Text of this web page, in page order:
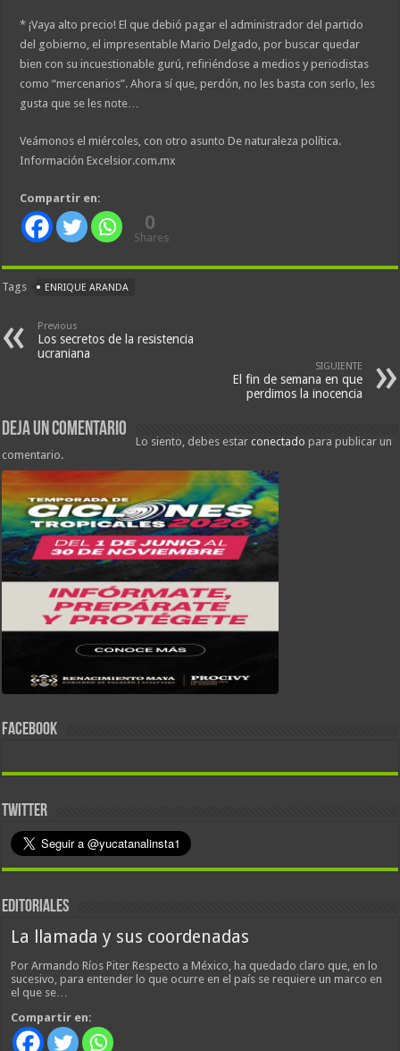
* ¡Vaya alto precio! El que debió pagar el administrador del partido
del gobierno, el impresentable Mario Delgado, por buscar quedar
bien con su incuestionable gurú, refiriéndose a medios y periodistas
como “mercenarios”. Ahora sí que, perdón, no les basta con serlo, les
gusta que se les note…
Veámonos el miércoles, con otro asunto De naturaleza política.
Información Excelsior.com.mx
Compartir en:
0
Shares
Tags ENRIQUE ARANDA
Previous
Los secretos de la resistencia
ucraniana
SIGUIENTE
El fin de semana en que
perdimos la inocencia
Deja un comentario
Lo siento, debes estarconectado para publicar un
comentario.
FACEBOOK
TWITTER
EDITORIALES
La llamada y sus coordenadas
Por Armando Ríos Piter Respecto a México, ha quedado claro que, en lo
sucesivo, para entender lo que ocurre en el país se requiere un marco en
el que se…
Compartir en: